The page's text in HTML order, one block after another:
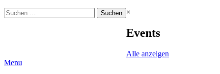
Suchen
nach:
×
Events
Alle anzeigen
Menu